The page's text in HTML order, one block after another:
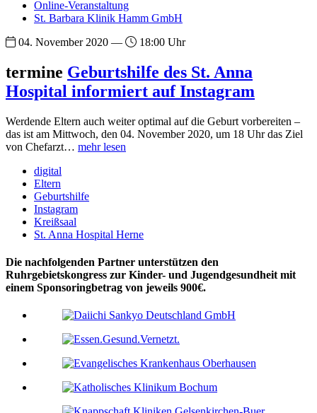
Online-Veranstaltung
St. Barbara Klinik Hamm GmbH
04. November 2020 —
18:00 Uhr
termine Geburtshilfe des St. Anna
Hospital informiert auf Instagram
Werdende Eltern auch weiter optimal auf die Geburt vorbereiten –
das ist am Mittwoch, den 04. November 2020, um 18 Uhr das Ziel
von Chefarzt… mehr lesen
digital
Eltern
Geburtshilfe
Instagram
Kreißsaal
St. Anna Hospital Herne
Die nachfolgenden Partner unterstützen den
Ruhrgebietskongress zur Kinder- und Jugendgesundheit mit
einem Sponsoringbetrag von jeweils 900€.